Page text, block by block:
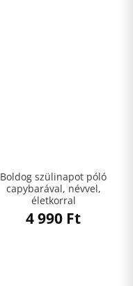
Boldog szülinapot póló
capybarával, névvel,
életkorral
4 990 Ft